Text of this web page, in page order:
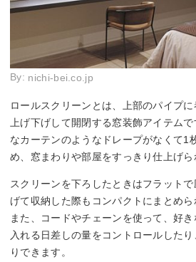
By: nichi-bei.co.jp
ロールスクリーンとは、上部のパイプ
上げ下げして開閉する窓装飾アイテム
なカーテンのようなドレープがなくて1
め、窓まわりや部屋をすっきり仕上げら
スクリーンを下ろしたときはフラット
げて収納した際もコンパクトにまとめら
また、コードやチェーンを使って、好
入れる日差しの量をコントロールした
りできます。